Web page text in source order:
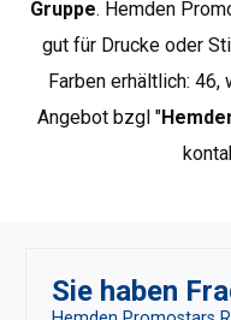
Werbung, Arbeit,
Auswahl an Produkten
eine ideale Ergänzung
Weitere Promostars-
Gruppe. Hemden
gut für Drucke oder
Farben erhältlich:
Angebot bzgl "
Sie haben